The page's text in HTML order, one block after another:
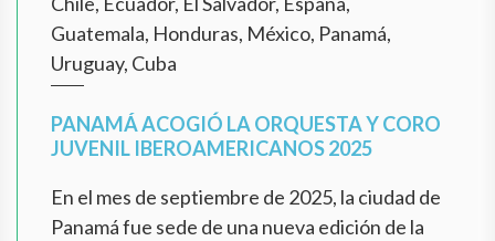
Guatemala, Honduras, México, Panamá,
Uruguay, Cuba
PANAMÁ ACOGIÓ LA ORQUESTA Y CORO
JUVENIL IBEROAMERICANOS 2025
En el mes de septiembre de 2025, la ciudad de
Panamá fue sede de una nueva edición de la